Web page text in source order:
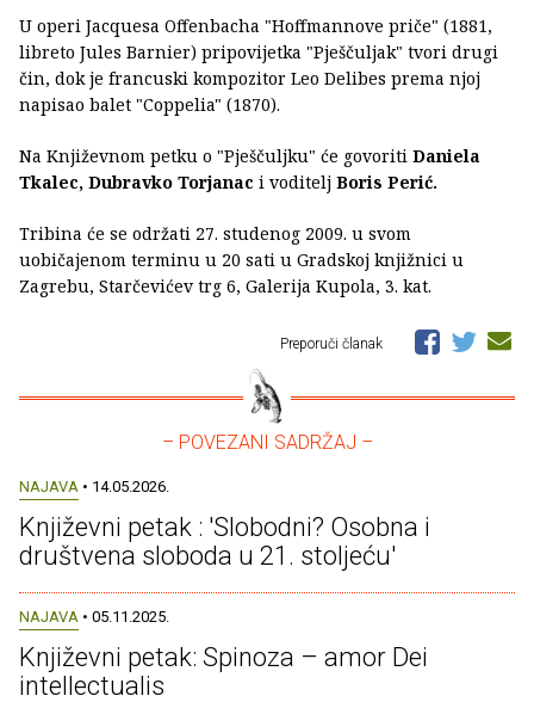
U operi Jacquesa Offenbacha "Hoffmannove priče" (1881,
libreto Jules Barnier) pripovijetka "Pješčuljak" tvori drugi
čin, dok je francuski kompozitor Leo Delibes prema njoj
napisao balet "Coppelia" (1870).
Na Književnom petku o "Pješčuljku" će govoriti Daniela
Tkalec, Dubravko Torjanac i voditelj Boris Perić.
Tribina će se održati 27. studenog 2009. u svom
uobičajenom terminu u 20 sati u Gradskoj knjižnici u
Zagrebu, Starčevićev trg 6, Galerija Kupola, 3. kat.
Preporuči članak
– POVEZANI SADRŽAJ –
NAJAVA • 14.05.2026.
Književni petak : 'Slobodni? Osobna i
društvena sloboda u 21. stoljeću'
NAJAVA • 05.11.2025.
Književni petak: Spinoza – amor Dei
intellectualis